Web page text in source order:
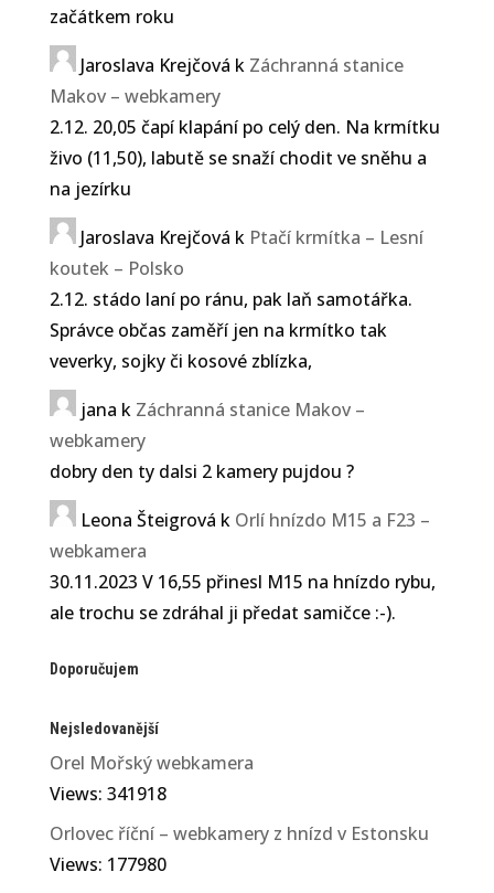
začátkem roku
Jaroslava Krejčová k Záchranná stanice
Makov – webkamery
2.12. 20,05 čapí klapání po celý den. Na krmítku
živo (11,50), labutě se snaží chodit ve sněhu a
na jezírku
Jaroslava Krejčová k Ptačí krmítka – Lesní
koutek – Polsko
2.12. stádo laní po ránu, pak laň samotářka.
Správce občas zaměří jen na krmítko tak
veverky, sojky či kosové zblízka,
jana k Záchranná stanice Makov –
webkamery
dobry den ty dalsi 2 kamery pujdou ?
Leona Šteigrová k Orlí hnízdo M15 a F23 –
webkamera
30.11.2023 V 16,55 přinesl M15 na hnízdo rybu,
ale trochu se zdráhal ji předat samičce :-).
Doporučujem
Nejsledovanější
Orel Mořský webkamera
Views: 341918
Orlovec říční – webkamery z hnízd v Estonsku
Views: 177980